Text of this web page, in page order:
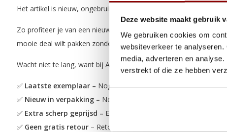
Deze website maakt gebruik
We gebruiken cookies om
websiteverkeer te
media, adverteren en
verstrekt of die ze hebben
Het artikel is nieuw, ongebruikt en zit nog in de originele verpakking.
Zo profiteer je van een nieuw product met extra korting. Ideaal
mooie deal wilt pakken zonder in te leveren op kwaliteit.
Wacht niet te lang, want bij ACTIEDEAL producten geldt: op is
✅ Laatste exemplaar – Nog maar een of enkele stuks
✅ Nieuw in verpakking – Nooit gebruikt en direct leverbaar
✅ Extra scherp geprijsd – Een nieuw product voor een lagere prijs
✅ Geen gratis retour– Retour mogelijk voor €99,-